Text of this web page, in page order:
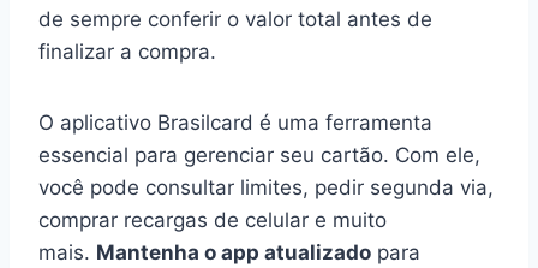
de sempre conferir o valor total antes de
finalizar a compra.
O aplicativo Brasilcard é uma ferramenta
essencial para gerenciar seu cartão. Com ele,
você pode consultar limites, pedir segunda via,
comprar recargas de celular e muito
mais. Mantenha o app atualizado para